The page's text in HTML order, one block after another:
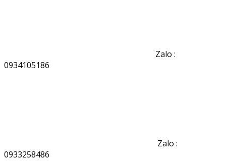
Zalo :
0934105186
Zalo :
0933258486